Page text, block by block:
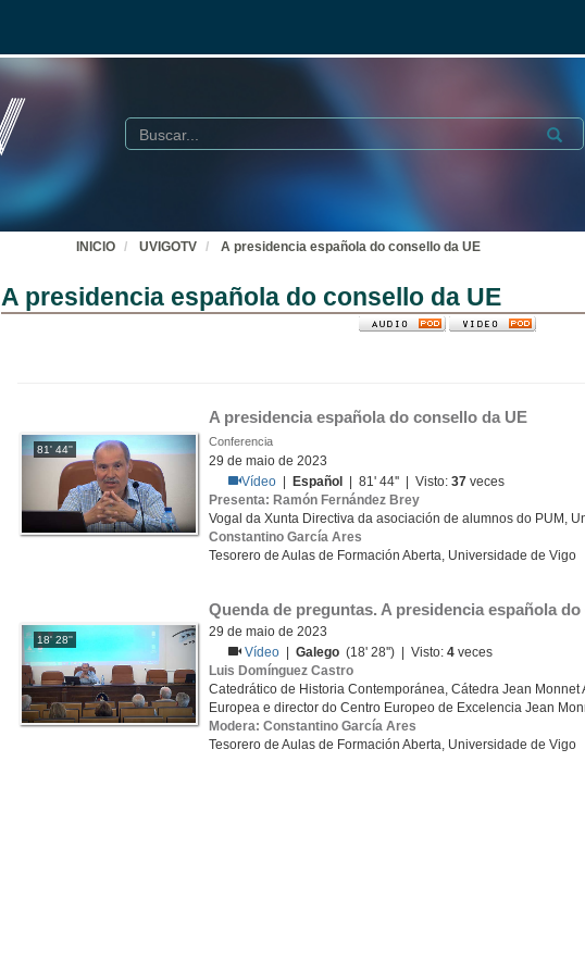
Buscar Submit
INICIO UVIGOTV A presidencia española do consello da UE
A presidencia española do consello da UE
81' 44''
A presidencia española do consello da UE
Conferencia
29 de maio de 2023
Vídeo
Español | 81' 44'' | Visto:37 veces
Presenta: Ramón Fernández Brey
Vogal da Xunta Directiva da asociación de alumnos do PUM,
Constantino García Ares
Tesorero de Aulas de Formación Aberta, Universidade de Vigo
18' 28''
Quenda de preguntas. A presidencia española
29 de maio de 2023
Vídeo
|Galego (18' 28'') | Visto:4 veces
Luis Domínguez Castro
Catedrático de Historia Contemporánea, Cátedra Jean
Europea e director do Centro Europeo de Excelencia Jean
Modera: Constantino García Ares
Tesorero de Aulas de Formación Aberta, Universidade de Vigo